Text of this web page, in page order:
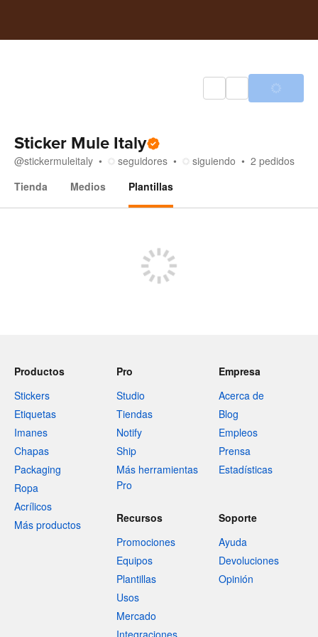
Sticker Mule Italy
@stickermuleitaly seguidores siguiendo 2 pedidos
Tienda
Medios Plantillas
Productos
Stickers
Etiquetas
Imanes
Chapas
Packaging
Ropa
Acrílicos
Más productos
Pro
Studio
Tiendas
Notify
Ship
Más herramientas
Pro
Empresa
Acerca de
Blog
Empleos
Prensa
Estadísticas
Recursos
Promociones
Equipos
Plantillas
Usos
Mercado
Integraciones
Soporte
Ayuda
Devoluciones
Opinión